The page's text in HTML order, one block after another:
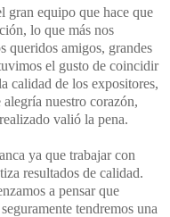
gran equipo que hace que
lo que más nos
queridos amigos, grandes
el gusto de coincidir
calidad de los expositores,
nuestro corazón,
valió la pena.
ya que trabajar con
resultados de calidad.
a pensar que
tendremos una